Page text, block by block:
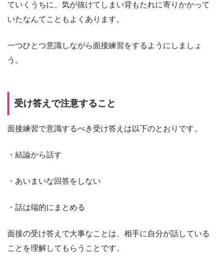
ていくうちに、気が抜けてしまい背もたれに寄りかかって
いたなんてこともよくあります。
一つひとつ意識しながら面接練習をするようにしましょ
う。
受け答えで注意すること
面接練習で意識するべき受け答えは以下のとおりです。
・結論から話す
・あいまいな回答をしない
・話は端的にまとめる
面接の受け答えで大事なことは、相手に自分が話している
ことを理解してもらうことです。